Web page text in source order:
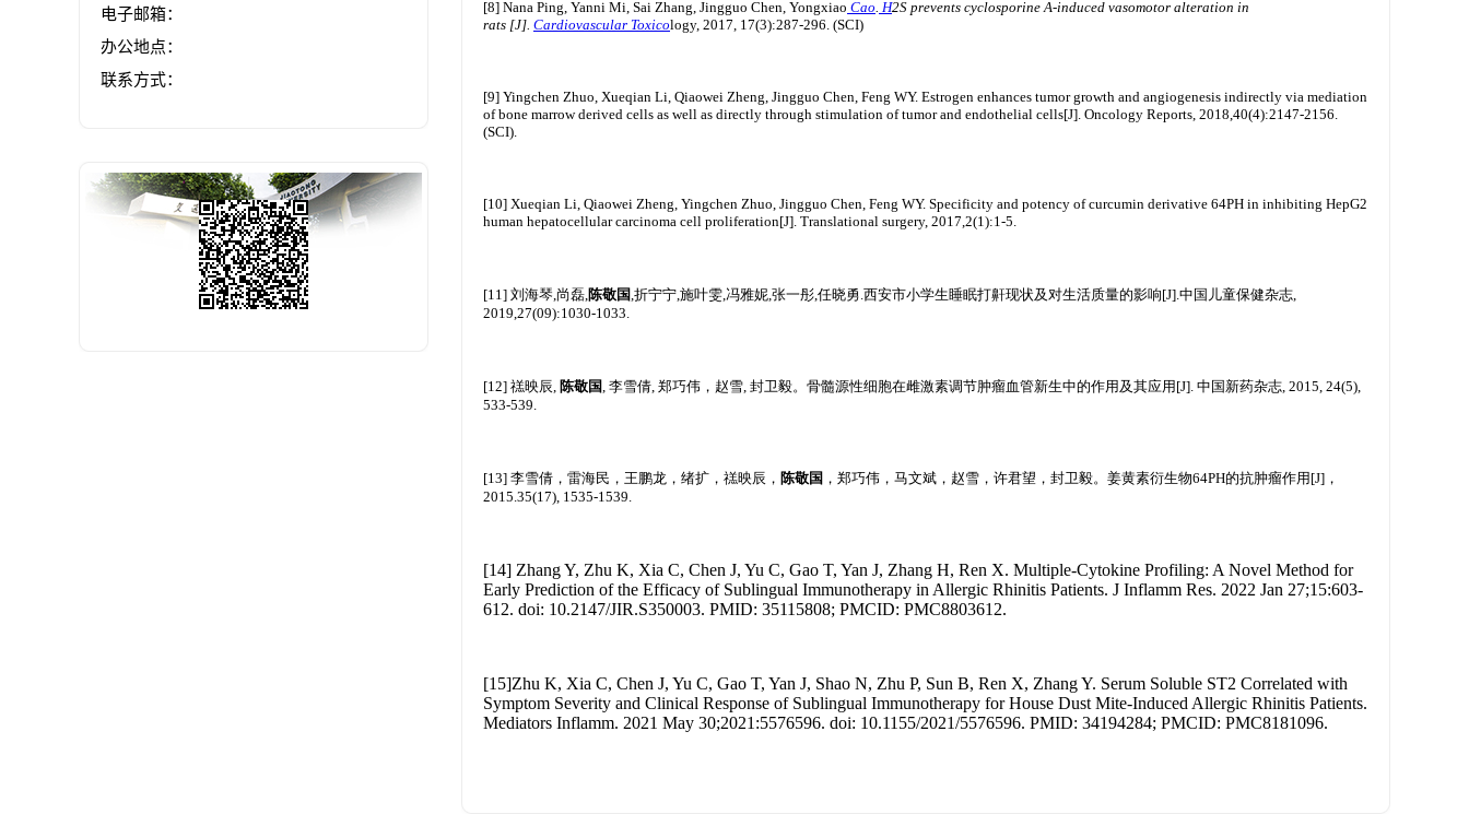
电子邮箱：
办公地点：
联系方式：